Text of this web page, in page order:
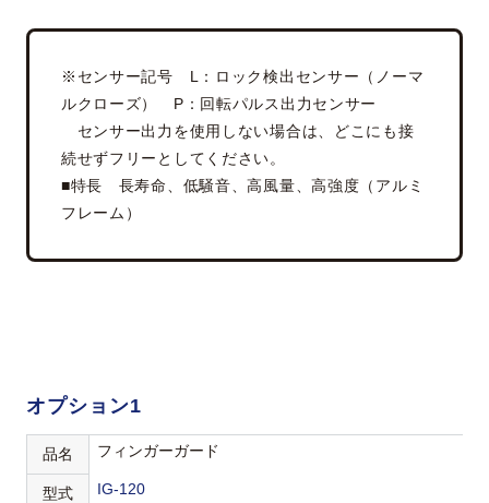
※センサー記号 L：ロック検出センサー（ノーマ
ルクローズ） P：回転パルス出力センサー
センサー出力を使用しない場合は、どこにも接
続せずフリーとしてください。
■特長 長寿命、低騒音、高風量、高強度（アルミ
フレーム）
オプション1
品名 フィンガーガード
型式 IG-120